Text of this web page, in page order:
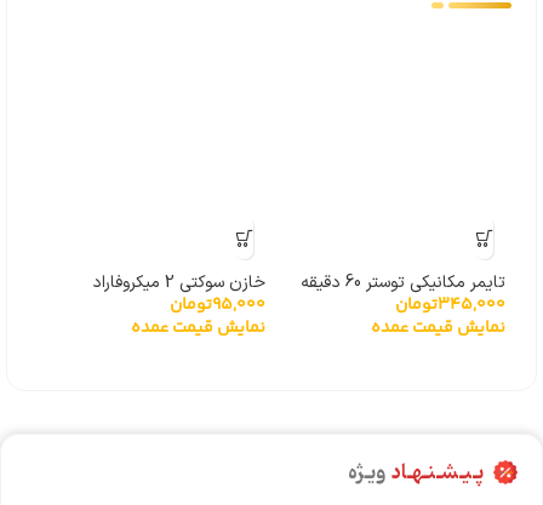
تایمر مکانیکی توستر 60 دقیقه
345,000تومان
نمایش قیمت عمده
خازن سوکتی 2 میکروفاراد
95,000تومان
نمایش قیمت عمده
پـیـشـنـهـادویـژه